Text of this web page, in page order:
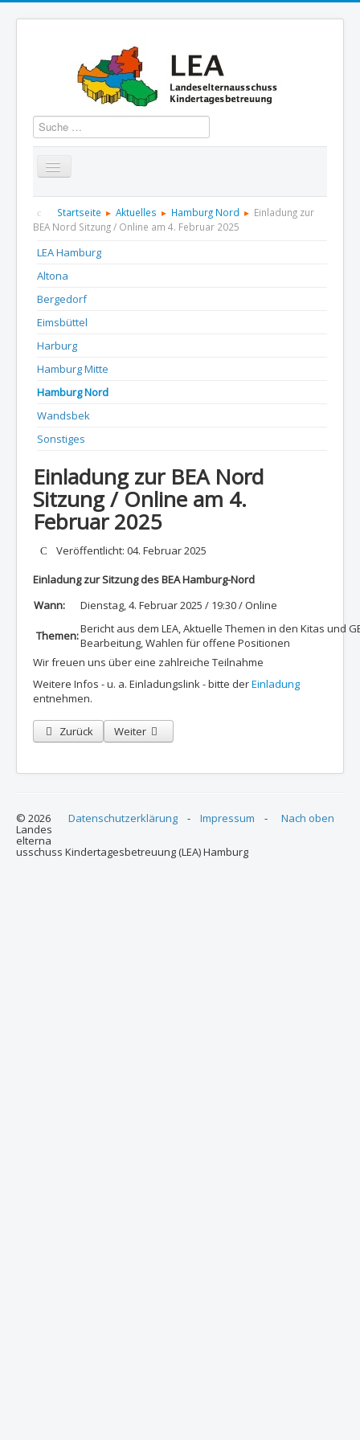
Suchen
Startseite Über uns Aktuelles Termine
Informationen
Kontakt
Startseite Aktuelles Hamburg Nord
Einladung zur
BEA Nord Sitzung / Online am 4. Februar 2025
LEA Hamburg
Altona
Bergedorf
Eimsbüttel
Harburg
Hamburg Mitte
Hamburg Nord
Wandsbek
Sonstiges
Einladung zur BEA Nord
Sitzung / Online am 4.
Februar 2025
DetailsVeröffentlicht: 04. Februar 2025
Einladung zur Sitzung des BEA Hamburg-Nord
Wann:
Dienstag, 4. Februar 2025 / 19:30 / Online
Themen:Bericht aus dem LEA, Aktuelle Themen in den Kitas und
Bearbeitung, Wahlen für offene Positionen
Wir freuen uns über eine zahlreiche Teilnahme
Weitere Infos - u. a. Einladungslink - bitte derEinladung
entnehmen.
Vorheriger Beitrag: Einladung zur BEA Nord Sitzung / Online am
Zurück Nächster Beitrag: BEA Nord hat gewählt
Weiter
Nach oben
Datenschutzerklärung - Impressum -
© 2026
Landes
elterna
usschuss Kindertagesbetreuung (LEA) Hamburg